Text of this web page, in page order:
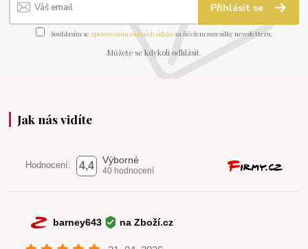
Přihlásit se
Souhlasím se zpracováním osobních údajů za účelem rozesílky newsletteru.
Můžete se kdykoli odhlásit.
Jak nás vidíte